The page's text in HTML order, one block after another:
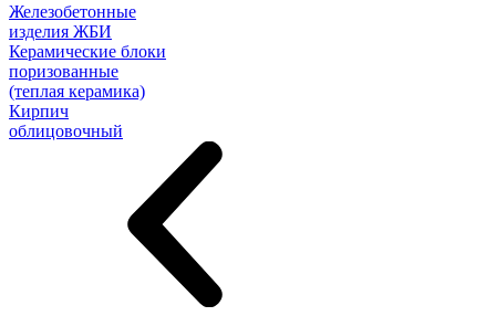
Железобетонные
изделия ЖБИ
Керамические блоки
поризованные
(теплая керамика)
Кирпич
облицовочный